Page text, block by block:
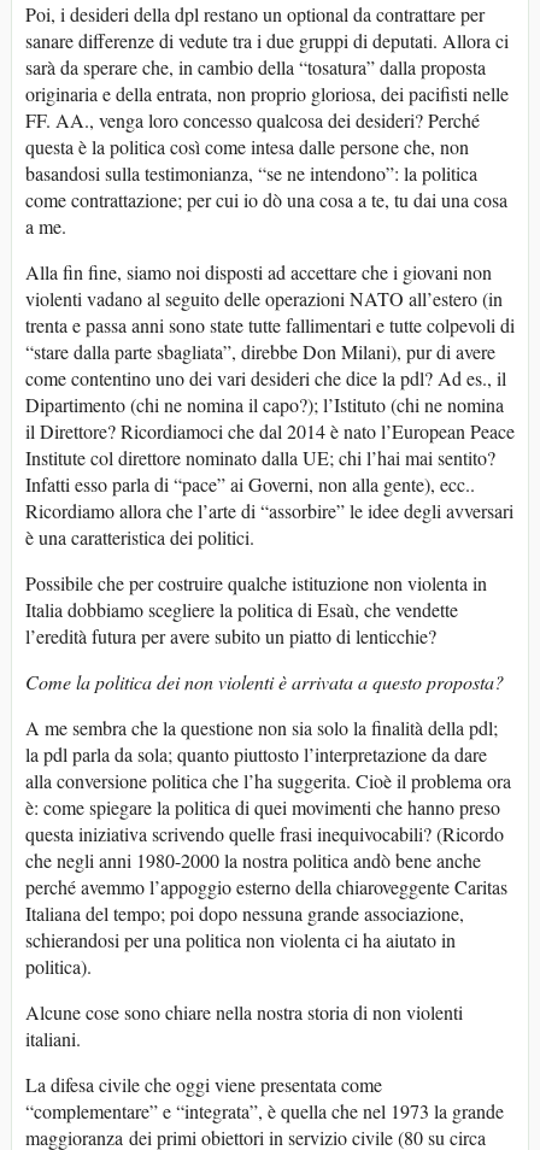
Poi, i desideri della dpl restano un optional da contrattare per
sanare differenze di vedute tra i due gruppi di deputati. Allora ci
sarà da sperare che, in cambio della “tosatura” dalla proposta
originaria e della entrata, non proprio gloriosa, dei pacifisti nelle
FF. AA., venga loro concesso qualcosa dei desideri? Perché
questa è la politica così come intesa dalle persone che, non
basandosi sulla testimonianza, “se ne intendono”: la politica
come contrattazione; per cui io dò una cosa a te, tu dai una cosa
a me.
Alla fin fine, siamo noi disposti ad accettare che i giovani non
violenti vadano al seguito delle operazioni NATO all’estero (in
trenta e passa anni sono state tutte fallimentari e tutte colpevoli di
“stare dalla parte sbagliata”, direbbe Don Milani), pur di avere
come contentino uno dei vari desideri che dice la pdl? Ad es., il
Dipartimento (chi ne nomina il capo?); l’Istituto (chi ne nomina
il Direttore? Ricordiamoci che dal 2014 è nato l’European Peace
Institute col direttore nominato dalla UE; chi l’hai mai sentito?
Infatti esso parla di “pace” ai Governi, non alla gente), ecc..
Ricordiamo allora che l’arte di “assorbire” le idee degli avversari
è una caratteristica dei politici.
Possibile che per costruire qualche istituzione non violenta in
Italia dobbiamo scegliere la politica di Esaù, che vendette
l’eredità futura per avere subito un piatto di lenticchie?
Come la politica dei non violenti è arrivata a questo proposta?
A me sembra che la questione non sia solo la finalità della pdl;
la pdl parla da sola; quanto piuttosto l’interpretazione da dare
alla conversione politica che l’ha suggerita. Cioè il problema ora
è: come spiegare la politica di quei movimenti che hanno preso
questa iniziativa scrivendo quelle frasi inequivocabili? (Ricordo
che negli anni 1980-2000 la nostra politica andò bene anche
perché avemmo l’appoggio esterno della chiaroveggente Caritas
Italiana del tempo; poi dopo nessuna grande associazione,
schierandosi per una politica non violenta ci ha aiutato in
politica).
Alcune cose sono chiare nella nostra storia di non violenti
italiani.
La difesa civile che oggi viene presentata come
“complementare” e “integrata”, è quella che nel 1973 la grande
maggioranza dei primi obiettori in servizio civile (80 su circa